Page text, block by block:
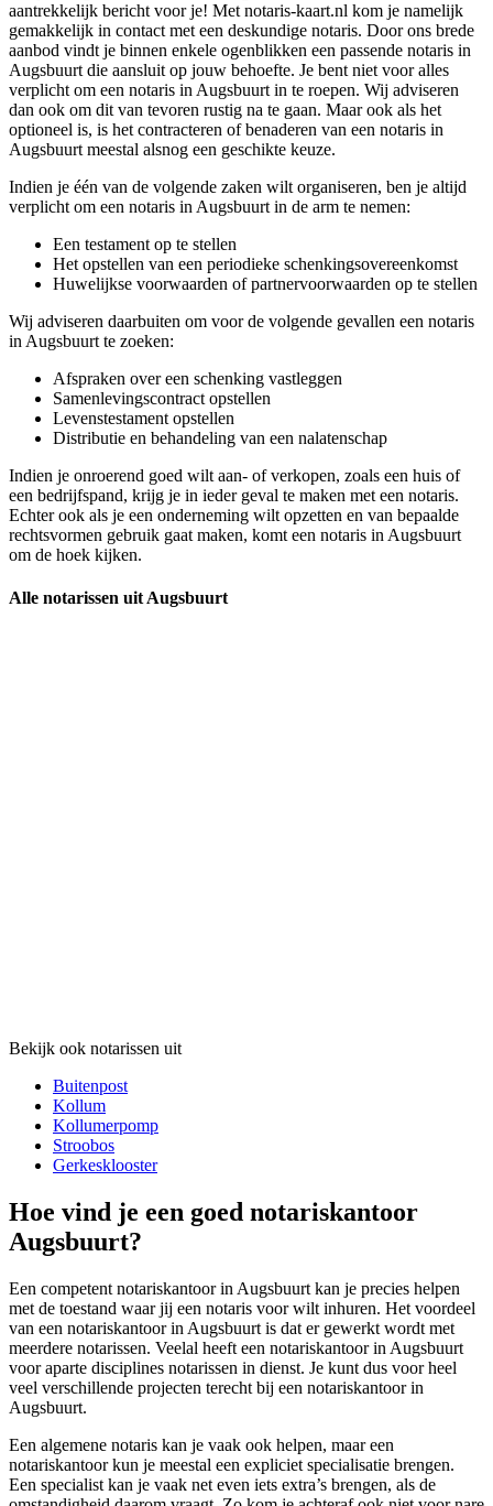
aantrekkelijk bericht voor je! Met notaris-kaart.nl kom je namelijk
gemakkelijk in contact met een deskundige notaris. Door ons brede
aanbod vindt je binnen enkele ogenblikken een passende notaris in
Augsbuurt die aansluit op jouw behoefte. Je bent niet voor alles
verplicht om een notaris in Augsbuurt in te roepen. Wij adviseren
dan ook om dit van tevoren rustig na te gaan. Maar ook als het
optioneel is, is het contracteren of benaderen van een notaris in
Augsbuurt meestal alsnog een geschikte keuze.
Indien je één van de volgende zaken wilt organiseren, ben je altijd
verplicht om een notaris in Augsbuurt in de arm te nemen:
Een testament op te stellen
Het opstellen van een periodieke schenkingsovereenkomst
Huwelijkse voorwaarden of partnervoorwaarden op te stellen
Wij adviseren daarbuiten om voor de volgende gevallen een notaris
in Augsbuurt te zoeken:
Afspraken over een schenking vastleggen
Samenlevingscontract opstellen
Levenstestament opstellen
Distributie en behandeling van een nalatenschap
Indien je onroerend goed wilt aan- of verkopen, zoals een huis of
een bedrijfspand, krijg je in ieder geval te maken met een notaris.
Echter ook als je een onderneming wilt opzetten en van bepaalde
rechtsvormen gebruik gaat maken, komt een notaris in Augsbuurt
om de hoek kijken.
Alle notarissen uit Augsbuurt
Bekijk ook notarissen uit
Buitenpost
Kollum
Kollumerpomp
Stroobos
Gerkesklooster
Hoe vind je een goed notariskantoor
Augsbuurt?
Een competent notariskantoor in Augsbuurt kan je precies helpen
met de toestand waar jij een notaris voor wilt inhuren. Het voordeel
van een notariskantoor in Augsbuurt is dat er gewerkt wordt met
meerdere notarissen. Veelal heeft een notariskantoor in Augsbuurt
voor aparte disciplines notarissen in dienst. Je kunt dus voor heel
veel verschillende projecten terecht bij een notariskantoor in
Augsbuurt.
Een algemene notaris kan je vaak ook helpen, maar een
notariskantoor kun je meestal een expliciet specialisatie brengen.
Een specialist kan je vaak net even iets extra’s brengen, als de